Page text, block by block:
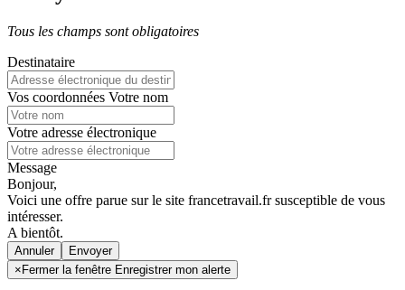
Tous les champs sont obligatoires
Destinataire
Vos coordonnées Votre nom
Votre adresse électronique
Message
Bonjour,
Voici une offre parue sur le site francetravail.fr susceptible de vous
intéresser.
A bientôt.
Annuler
× Fermer la fenêtre Enregistrer mon alerte